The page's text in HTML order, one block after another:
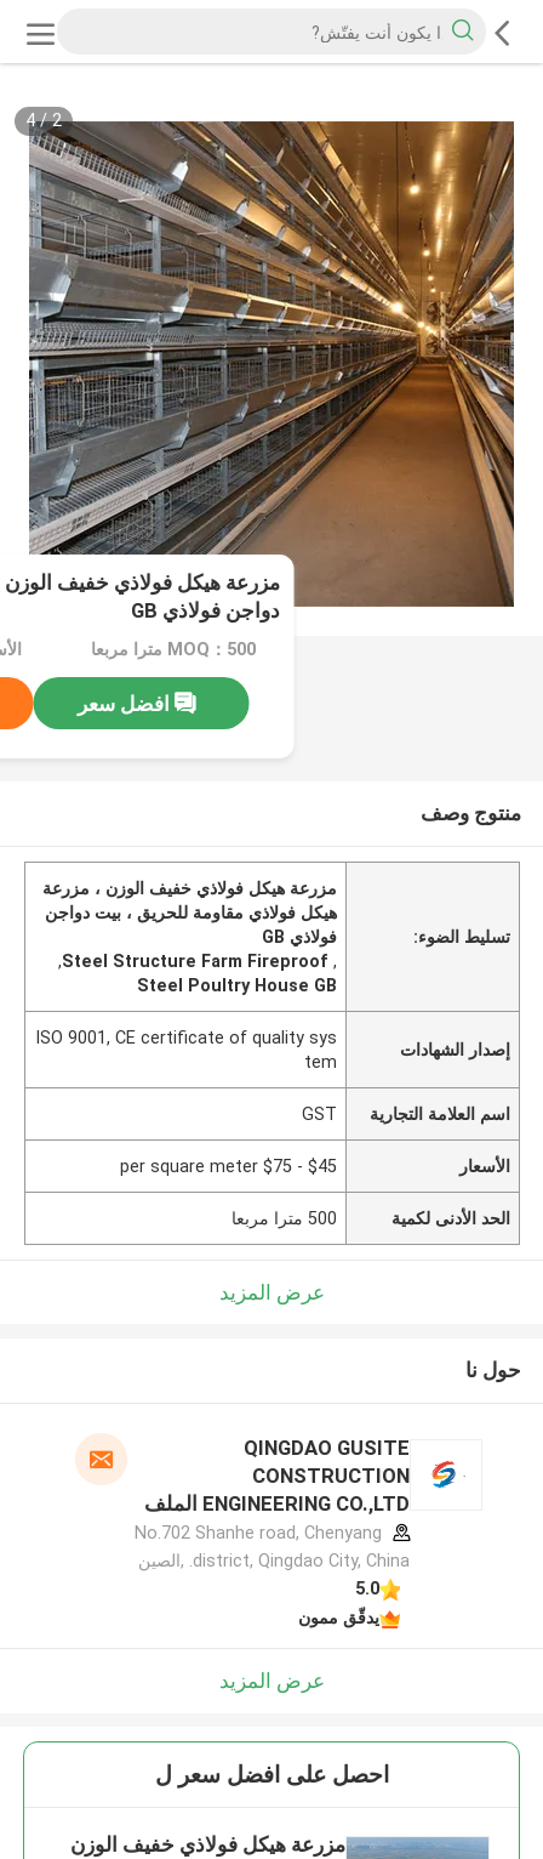
2
/
4
مزرعة هيكل فولاذي خفيف
دواجن فولاذي GB
MOQ：500 مترا مربعا
افضل سعر
منتوج وصف
تسليط الضوء:
مزرعة هيكل فولاذي خفيف الوزن ، مزرعة
هيكل فولاذي مقاومة للحريق ، بيت دواجن
فولاذي GB
,
Steel Structure Farm Fireproof
,
Steel Poultry House GB
إصدار الشهادات
ISO 9001, CE certificate of quality sys
tem
اسم العلامة التجارية GST
الأسعار $45 - $75 per square meter
الحد الأدنى لكمية 500 مترا مربعا
عرض المزيد
حول نا
QINGDAO GUSITE
CONSTRUCTION
ENGINEERING CO.,LTD الملف
الشركة المصنعة
No.702 Shanhe road, Chenyang
district, Qingdao City, China. ,الصين
5.0
يدقّق ممون
عرض المزيد
احصل على افضل سعر ل
مزرعة هيكل فولاذي خفيف الوزن